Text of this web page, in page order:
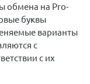
обмена на Pro-
буквы
варианты
с
с их